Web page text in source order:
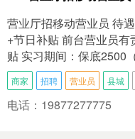
营业厅招移动营业员 待
+节日补贴 前台营业员
贴 实习期间：保底2500
商家 招聘 营业员 县城
电话：19877277775